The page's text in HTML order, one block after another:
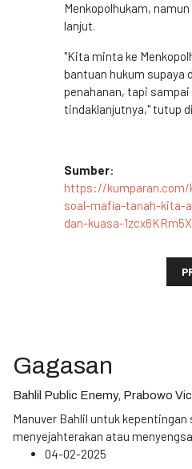
Menkopolhukam,
lanjut.
"Kita minta ke
bantuan hukum supaya
penahanan, tapi
tindaklanjutnya," tutup
Sumber:
https://kumparan.com/
soal-mafia-tanah-kita-
dan-kuasa-
Gagasan
Bahlil Public Enemy, Prabowo
Manuver Bahlil untuk kepentingan
menyejahterakan atau
04-02-2025